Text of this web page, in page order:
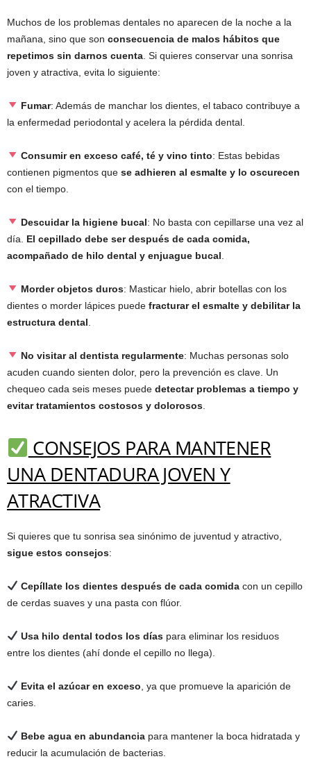
Muchos de los problemas dentales no aparecen de la noche a la
mañana, sino que son consecuencia de malos hábitos que
repetimos sin darnos cuenta . Si quieres conservar una sonrisa
joven y atractiva, evita lo siguiente:
Fumar: Además de manchar los dientes, el tabaco contribuye a
la enfermedad periodontal y acelera la pérdida dental.
Consumir en exceso café, té y vino tinto: Estas bebidas
contienen pigmentos que se adhieren al esmalte y lo oscurecen
con el tiempo.
Descuidar la higiene bucal: No basta con cepillarse una vez al
día. El cepillado debe ser después de cada comida,
acompañado de hilo dental y enjuague bucal
Morder objetos duros: Masticar hielo, abrir botellas con los
dientes o morder lápices puede fracturar el esmalte y debilitar la
estructura dental
No visitar al dentista regularmente: Muchas personas solo
acuden cuando sienten dolor, pero la prevención es clave. Un
chequeo cada seis meses puede detectar problemas a tiempo y
evitar tratamientos costosos y dolorosos
CONSEJOS PARA MANTENER
UNA DENTADURA JOVEN Y
ATRACTIVA
Si quieres que tu sonrisa sea sinónimo de juventud y atractivo,
sigue estos consejos:
Cepíllate los dientes después de cada comidacon un cepillo
de cerdas suaves y una pasta con flúor.
Usa hilo dental todos los díaspara eliminar los residuos
entre los dientes (ahí donde el cepillo no llega).
Evita el azúcar en exceso , ya que promueve la aparición de
caries.
Bebe agua en abundanciapara mantener la boca hidratada y
reducir la acumulación de bacterias.